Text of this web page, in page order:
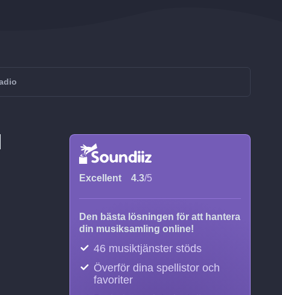
Excellent 4.3/5
Den bästa lösningen för att hantera
din musiksamling online!
46 musiktjänster stöds
Överför dina spellistor och
favoriter